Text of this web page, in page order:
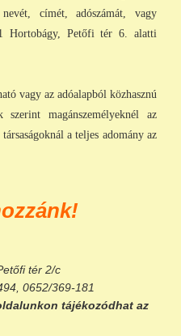
címét, adószámát, vagy
Hortobágy, Petőfi tér 6. alatti
vagy az adóalapból közhasznú
magánszemélyeknél az
a teljes adomány az
tér 2/c
0652/369-181
tájékozódhat az